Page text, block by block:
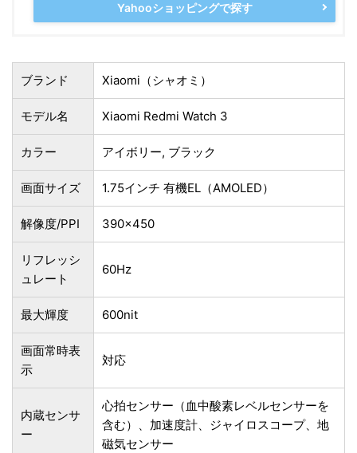
Yahooショッピングで探す
ブランド Xiaomi（シャオミ）
モデル名 Xiaomi Redmi Watch 3
カラー アイボリー, ブラック
画面サイズ 1.75インチ 有機EL（AMOLED）
解像度/PPI 390×450
リフレッシ
ュレート
60Hz
最大輝度 600nit
画面常時表
示
対応
内蔵センサ
ー
心拍センサー（血中酸素レベルセンサーを
含む）、加速度計、ジャイロスコープ、地
磁気センサー